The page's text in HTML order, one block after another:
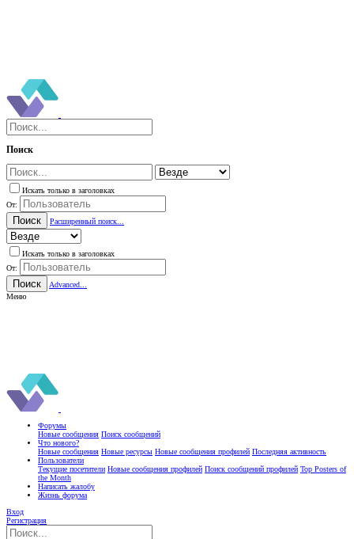
Поиск
Искать только в заголовках
От:
Поиск Расширенный поиск...
Искать только в заголовках
От:
Поиск
Advanced...
Меню
Форумы
Новые сообщения Поиск сообщений
Что нового?
Новые сообщения Новые ресурсы Новые сообщения профилей Последняя активность
Пользователи
Текущие посетители Новые сообщения профилей Поиск сообщений профилей Top Posters of
the Month
Написать жалобу
Жизнь форума
Вход
Регистрация